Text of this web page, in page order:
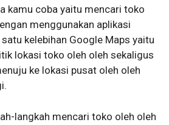
kamu coba yaitu mencari toko
menggunakan aplikasi
kelebihan Google Maps yaitu
lokasi toko oleh oleh sekaligus
ke lokasi pusat oleh oleh
langkah mencari toko oleh oleh